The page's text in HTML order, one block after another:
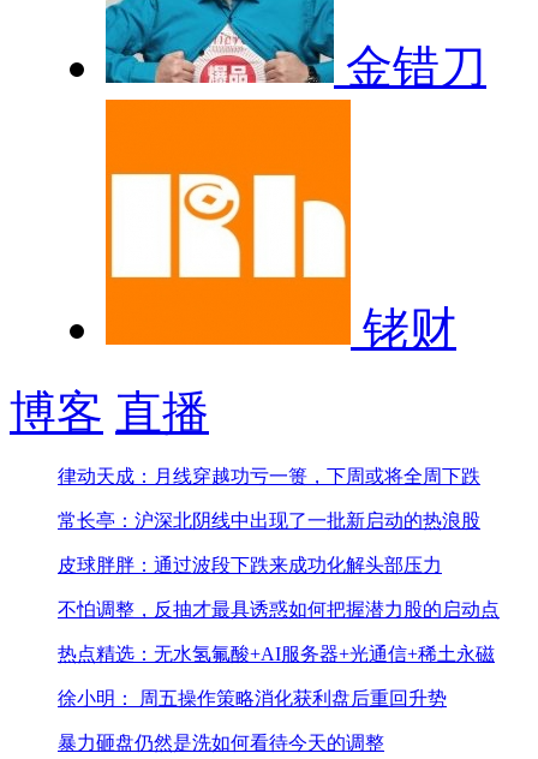
金错刀
铑财
博客 直播
律动天成：月线穿越功亏一篑，下周或将全周下跌
常长亭：沪深北阴线中出现了一批新启动的热浪股
皮球胖胖：通过波段下跌来成功化解头部压力
不怕调整，反抽才最具诱惑如何把握潜力股的启动点
热点精选：无水氢氟酸+AI服务器+光通信+稀土永磁
徐小明： 周五操作策略消化获利盘后重回升势
暴力砸盘仍然是洗如何看待今天的调整